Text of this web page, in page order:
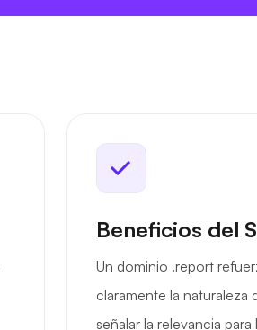
Beneficios del
Un dominio .report
claramente la
señalar la relevancia